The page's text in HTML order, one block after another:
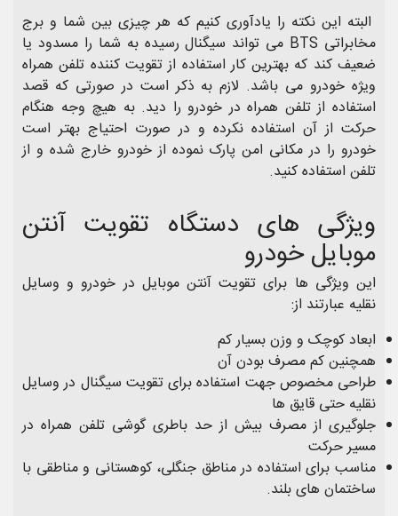
البته این نکته را یادآوری کنیم که هر چیزی بین شما و برج
مخابراتی BTS می تواند سیگنال رسیده به شما را مسدود یا
ضعیف کند که بهترین کار استفاده از تقویت کننده تلفن همراه
ویژه خودرو می باشد. لازم به ذکر است در صورتی که قصد
استفاده از تلفن همراه در خودرو را دید. به هیچ وجه هنگام
حرکت از آن استفاده نکرده و در صورت احتیاج بهتر است
خودرو را در مکانی امن پارک نموده از خودرو خارج شده و از
تلفن استفاده کنید.
ویژگی های دستگاه تقویت آنتن
موبایل خودرو
این ویژگی ها برای تقویت آنتن موبایل در خودرو و وسایل
نقلیه عبارتند از:
ابعاد کوچک و وزن بسیار کم
همچنین کم مصرف بودن آن
طراحی مخصوص جهت استفاده برای تقویت سیگنال در وسایل
نقلیه حتی قایق ها
جلوگیری از مصرف بیش از حد باطری گوشی تلفن همراه در
مسیر حرکت
مناسب برای استفاده در مناطق جنگلی، کوهستانی و مناطقی با
ساختمان های بلند.